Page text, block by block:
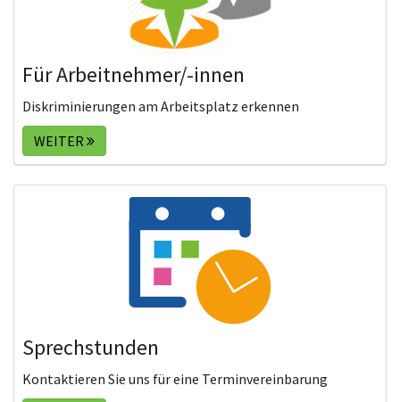
Für Arbeitnehmer/-innen
Diskriminierungen am Arbeitsplatz erkennen
WEITER
Sprechstunden
Kontaktieren Sie uns für eine Terminvereinbarung